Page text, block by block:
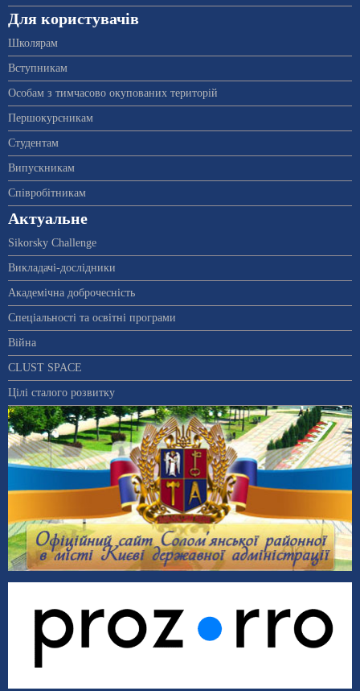
Для користувачів
Школярам
Вступникам
Особам з тимчасово окупованих територій
Першокурсникам
Студентам
Випускникам
Співробітникам
Актуальне
Sikorsky Challenge
Викладачі-дослідники
Академічна доброчесність
Спеціальності та освітні програми
Війна
CLUST SPACE
Цілі сталого розвитку